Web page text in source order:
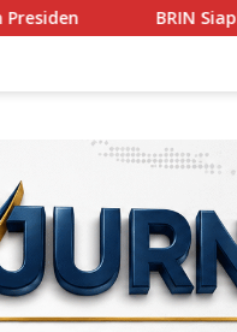
BRIN Siapkan Teknologi